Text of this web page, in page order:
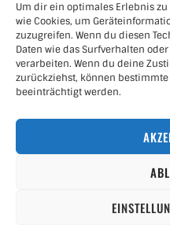
Um dir ein optimales Erlebnis
wie Cookies, um
zuzugreifen. Wenn du diesen
Daten wie das Surfverhalten
verarbeiten. Wenn du deine
zurückziehst, können
beeinträchtigt werden.
New Balance
Nike
Puma